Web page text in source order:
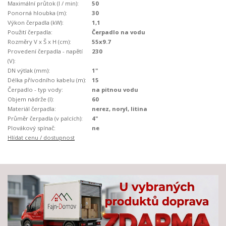
Maximální průtok (l / min):
50
Ponorná hloubka (m):
30
Výkon čerpadla (kW):
1,1
Použití čerpadla:
Čerpadlo na vodu
Rozměry V x Š x H (cm):
55x9.7
Provedení čerpadla - napětí
(V):
230
DN výtlak (mm):
1"
Délka přívodního kabelu (m):
15
Čerpadlo - typ vody:
na pitnou vodu
Objem nádrže (l):
60
Materiál čerpadla:
nerez, noryl, litina
Průměr čerpadla (v palcích):
4"
Plovákový spínač:
ne
Hlídat cenu / dostupnost